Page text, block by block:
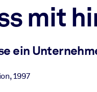
mit
ein
,1997